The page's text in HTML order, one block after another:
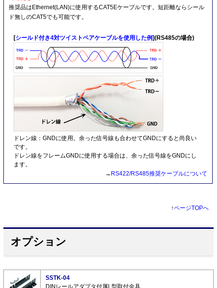
推奨品はEthernet(LAN)に使用するCAT5Eケーブルです。短距離ならシール
ド無しのCAT5でも可能です。
[シールド付き4対ツイストペアケーブルを使用した例](RS485の場合)
ドレン線：GNDに使用。余った信号線も合わせてGNDにすると尚良い
です。
ドレン線をフレームGNDに使用する場合は、余った信号線をGNDにし
ます。
→ RS422/RS485推奨ケーブルについて
↑ページTOPへ
オプション
SSTK-04
DINレールアダプタ付属L型取付金具